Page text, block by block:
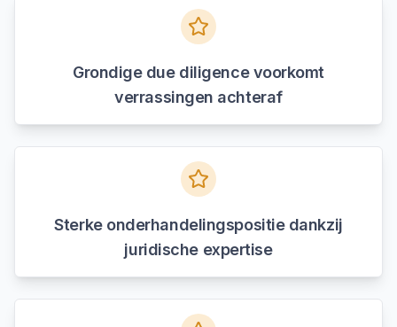
Grondige due diligence voorkomt
verrassingen achteraf
Sterke onderhandelingspositie dankzij
juridische expertise